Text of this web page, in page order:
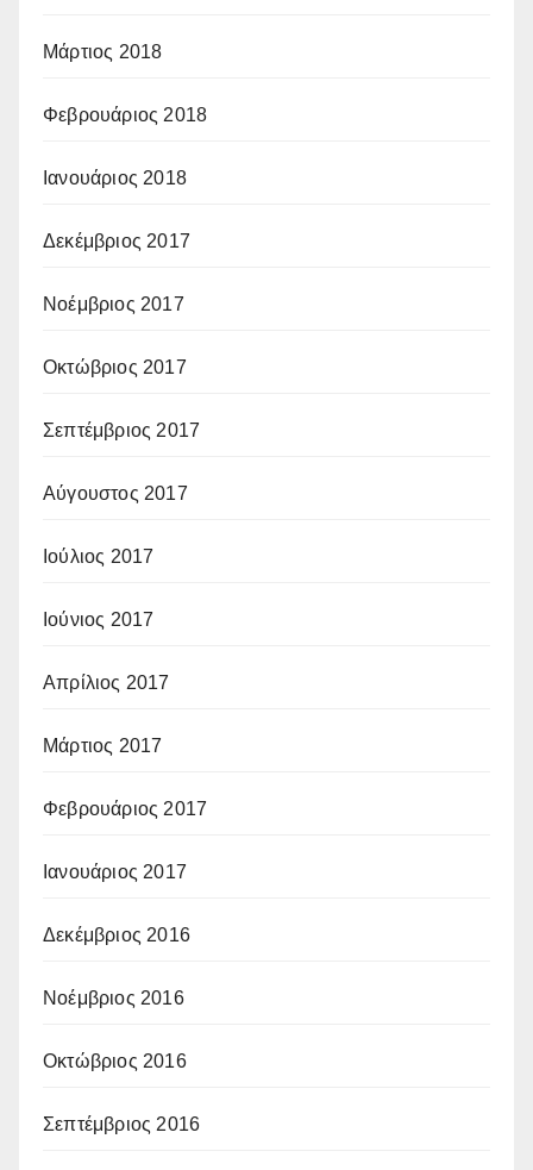
Μάρτιος 2018
Φεβρουάριος 2018
Ιανουάριος 2018
Δεκέμβριος 2017
Νοέμβριος 2017
Οκτώβριος 2017
Σεπτέμβριος 2017
Αύγουστος 2017
Ιούλιος 2017
Ιούνιος 2017
Απρίλιος 2017
Μάρτιος 2017
Φεβρουάριος 2017
Ιανουάριος 2017
Δεκέμβριος 2016
Νοέμβριος 2016
Οκτώβριος 2016
Σεπτέμβριος 2016